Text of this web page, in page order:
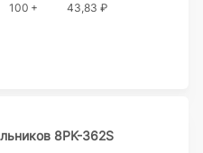
100 +
43,83 ₽
8PK-362S